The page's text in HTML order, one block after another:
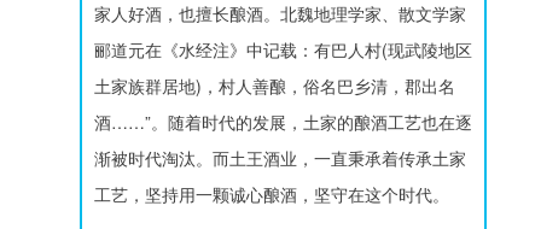
家人好酒，也擅长酿酒。北魏地理学家、散文学家
郦道元在《水经注》中记载：有巴人村(现武陵地区
土家族群居地)，村人善酿，俗名巴乡清，郡出名
酒……”。随着时代的发展，土家的酿酒工艺也在逐
渐被时代淘汰。而土王酒业，一直秉承着传承土家
工艺，坚持用一颗诚心酿酒，坚守在这个时代。